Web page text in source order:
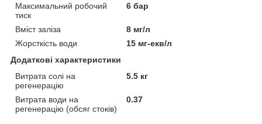
Максимальний робочий
тиск
6 бар
Вміст заліза
8 мг/л
Жорсткість води
15 мг-екв/л
Додаткові характеристики
Витрата солі на
регенерацію
5.5 кг
Витрата води на
регенерацію (обсяг стоків)
0.37